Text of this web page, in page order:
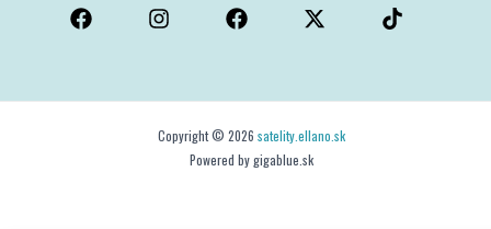
Copyright © 2026 satelity.ellano.sk
Powered by gigablue.sk